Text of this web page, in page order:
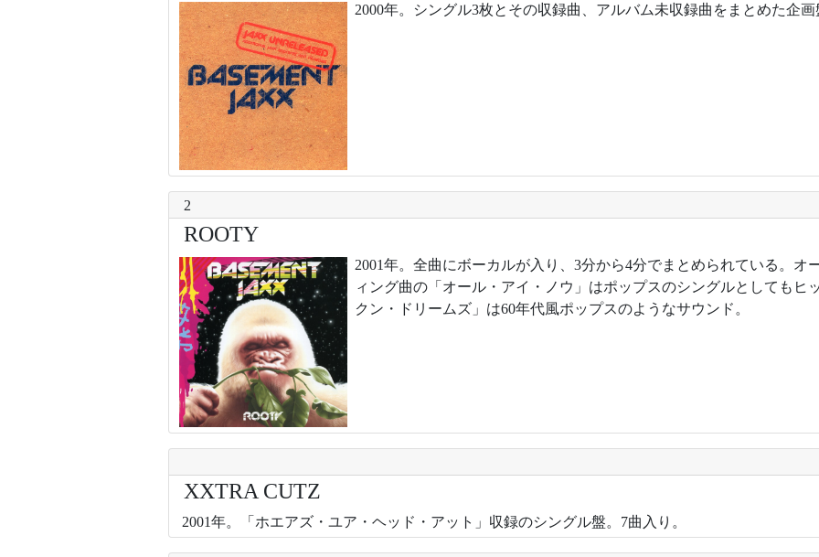
2000年。シングル3枚とその収録曲、アルバム未収録曲をまとめた企
2
ROOTY
2001年。全曲にボーカルが入り、3分から4分でまとめられている。オ
ィング曲の「オール・アイ・ノウ」はポップスのシングルとしてもヒ
クン・ドリームズ」は60年代風ポップスのようなサウンド。
XXTRA CUTZ
2001年。「ホエアズ・ユア・ヘッド・アット」収録のシングル盤。7曲入り。